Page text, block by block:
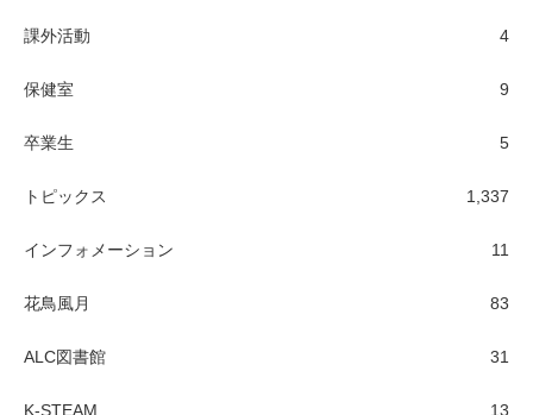
課外活動 4
保健室 9
卒業生 5
トピックス 1,337
インフォメーション 11
花鳥風月 83
ALC図書館 31
K-STEAM 13